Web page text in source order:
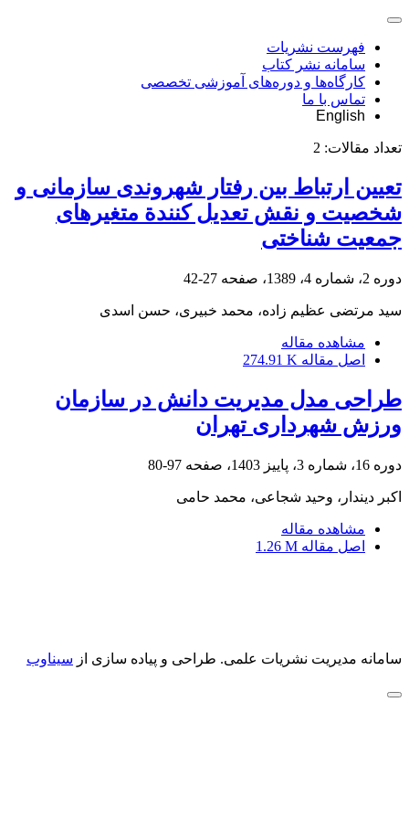
فهرست نشریات
سامانه نشر کتاب
کارگاه‌ها و دوره‌های آموزشی تخصصی
تماس با ما
English
تعداد مقالات: 2
تعیین ارتباط بین رفتار شهروندی سازمانی و
شخصیت و نقش تعدیل کنندة متغیرهای
جمعیت شناختی
دوره 2، شماره 4، 1389، صفحه 27-42
سید مرتضی عظیم زاده، محمد خبیری، حسن اسدی
مشاهده مقاله
اصل مقاله 274.91 K
طراحی مدل مدیریت دانش در سازمان
ورزش شهرداری تهران
دوره 16، شماره 3، پاییز 1403، صفحه 97-80
اکبر دیندار، وحید شجاعی، محمد حامی
مشاهده مقاله
اصل مقاله 1.26 M
سامانه مدیریت نشریات علمی. طراحی و پیاده سازی از سیناوب